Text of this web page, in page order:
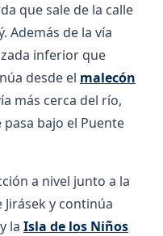
que sale de la calle
Además de la vía
inferior que
desde el malecón
más cerca del río,
bajo el Puente
a nivel junto a la
y continúa
y la Isla de los Niños